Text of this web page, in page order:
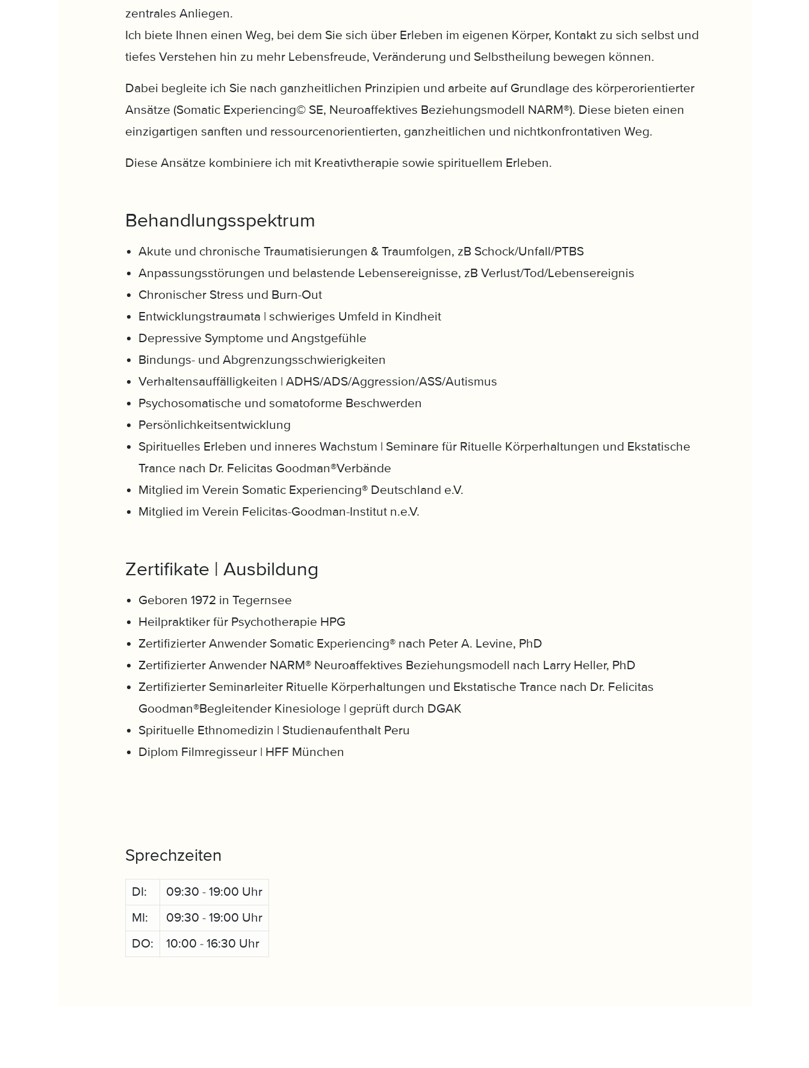
zentrales Anliegen.
Ich biete Ihnen einen Weg, bei dem Sie sich über Erleben im eigenen Körper, Kontakt zu sich selbst und
tiefes Verstehen hin zu mehr Lebensfreude, Veränderung und Selbstheilung bewegen können.
Dabei begleite ich Sie nach ganzheitlichen Prinzipien und arbeite auf Grundlage des körperorientierter
Ansätze (Somatic Experiencing© SE, Neuroaffektives Beziehungsmodell NARM®). Diese bieten einen
einzigartigen sanften und ressourcenorientierten, ganzheitlichen und nichtkonfrontativen Weg.
Diese Ansätze kombiniere ich mit Kreativtherapie sowie spirituellem Erleben.
Behandlungsspektrum
Akute und chronische Traumatisierungen & Traumfolgen, zB Schock/Unfall/PTBS
Anpassungsstörungen und belastende Lebensereignisse, zB Verlust/Tod/Lebensereignis
Chronischer Stress und Burn-Out
Entwicklungstraumata | schwieriges Umfeld in Kindheit
Depressive Symptome und Angstgefühle
Bindungs- und Abgrenzungsschwierigkeiten
Verhaltensauffälligkeiten | ADHS/ADS/Aggression/ASS/Autismus
Psychosomatische und somatoforme Beschwerden
Persönlichkeitsentwicklung
Spirituelles Erleben und inneres Wachstum | Seminare für Rituelle Körperhaltungen und Ekstatische
Trance nach Dr. Felicitas Goodman®Verbände
Mitglied im Verein Somatic Experiencing® Deutschland e.V.
Mitglied im Verein Felicitas-Goodman-Institut n.e.V.
Zertifikate | Ausbildung
Geboren 1972 in Tegernsee
Heilpraktiker für Psychotherapie HPG
Zertifizierter Anwender Somatic Experiencing® nach Peter A. Levine, PhD
Zertifizierter Anwender NARM® Neuroaffektives Beziehungsmodell nach Larry Heller, PhD
Zertifizierter Seminarleiter Rituelle Körperhaltungen und Ekstatische Trance nach Dr. Felicitas
Goodman®Begleitender Kinesiologe | geprüft durch DGAK
Spirituelle Ethnomedizin | Studienaufenthalt Peru
Diplom Filmregisseur | HFF München
Sprechzeiten
DI:
09:30 - 19:00 Uhr
MI:
09:30 - 19:00 Uhr
DO:
10:00 - 16:30 Uhr